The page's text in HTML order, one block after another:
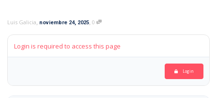
Luis Galicia, noviembre 24, 2025, 0
Login is required to access this page
Login